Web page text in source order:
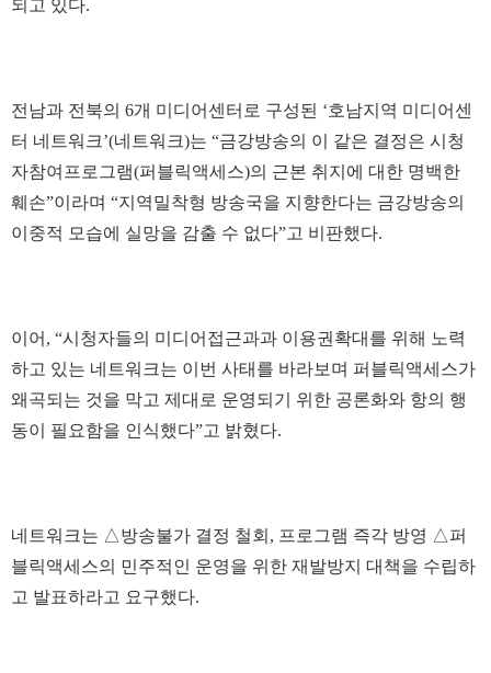
되고 있다.
전남과 전북의 6개 미디어센터로 구성된 ‘호남지역 미디어센
터 네트워크’(네트워크)는 “금강방송의 이 같은 결정은 시청
자참여프로그램(퍼블릭액세스)의 근본 취지에 대한 명백한
훼손”이라며 “지역밀착형 방송국을 지향한다는 금강방송의
이중적 모습에 실망을 감출 수 없다”고 비판했다.
이어, “시청자들의 미디어접근과과 이용권확대를 위해 노력
하고 있는 네트워크는 이번 사태를 바라보며 퍼블릭액세스가
왜곡되는 것을 막고 제대로 운영되기 위한 공론화와 항의 행
동이 필요함을 인식했다”고 밝혔다.
네트워크는 △방송불가 결정 철회, 프로그램 즉각 방영 △퍼
블릭액세스의 민주적인 운영을 위한 재발방지 대책을 수립하
고 발표하라고 요구했다.